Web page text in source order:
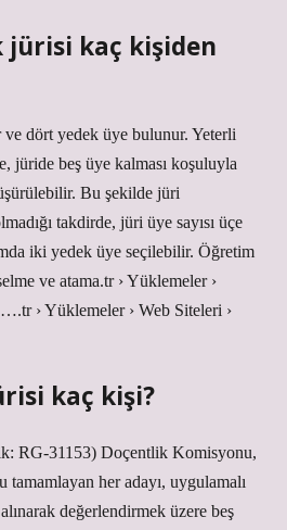
jürisi kaç kişiden
dört yedek üye bulunur. Yeterli
jüride beş üye kalması koşuluyla
Bu şekilde jüri
takdirde, jüri üye sayısı üçe
iki yedek üye seçilebilir. Öğretim
ve atama.tr › Yüklemeler ›
› Yüklemeler › Web Siteleri ›
kaç kişi?
RG-31153) Doçentlik Komisyonu,
tamamlayan her adayı, uygulamalı
değerlendirmek üzere beş